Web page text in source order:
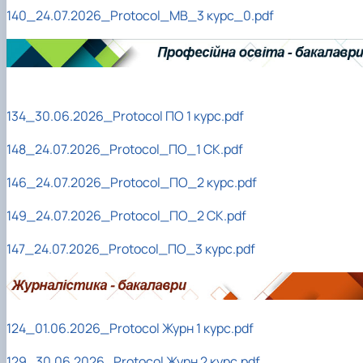
140_24.07.2026_Protocol_МВ_3 курс_0.pdf
134_30.06.2026_Protocol ПО 1 курс.pdf
148_24.07.2026_Protocol_ПО_1 СК.pdf
146_24.07.2026_Protocol_ПО_2 курс.pdf
149_24.07.2026_Protocol_ПО_2 СК.pdf
147_24.07.2026_Protocol_ПО_3 курс.pdf
124_01.06.2026_Protocol Журн 1 курс.pdf